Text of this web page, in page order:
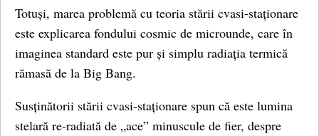
Totuși, marea problemă cu teoria stării cvasi-staționare
este explicarea fondului cosmic de microunde, care în
imaginea standard este pur și simplu radiația termică
rămasă de la Big Bang.
Susținătorii stării cvasi-staționare spun că este lumina
stelară re-radiată de „ace” minuscule de fier, despre